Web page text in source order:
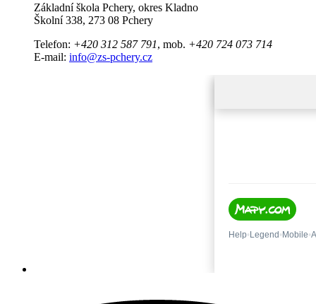
Základní škola Pchery, okres Kladno
Školní 338, 273 08 Pchery
Telefon: +420 312 587 791, mob. +420 724 073 714
E-mail: info@zs-pchery.cz